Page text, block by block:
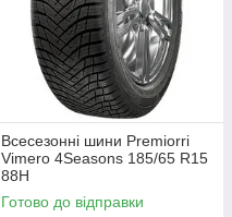
Всесезонні шини Premiorri
Vimero 4Seasons 185/65 R15
88H
Готово до відправки